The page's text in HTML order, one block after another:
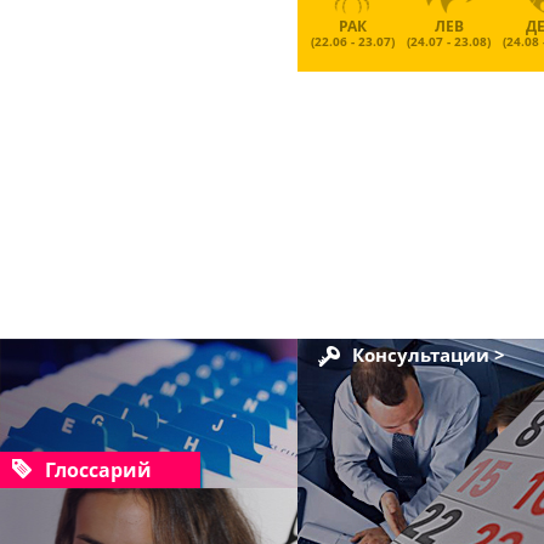
РАК
(22.06 - 23.07)
ЛЕВ
(24.07 - 23.08) (24.08
Глоссарий
Консультации >